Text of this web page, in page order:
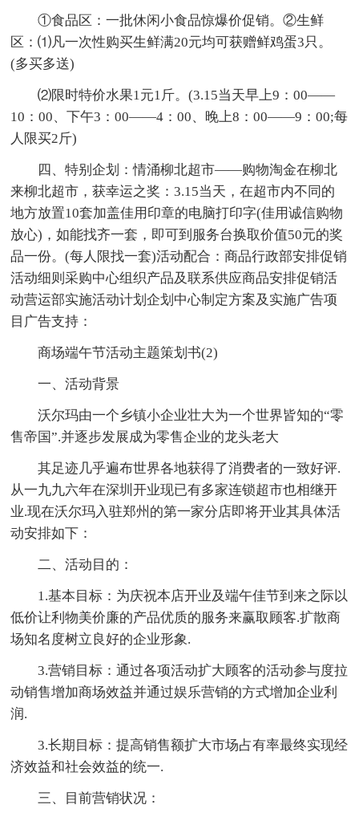
①食品区：一批休闲小食品惊爆价促销。②生鲜
区：⑴凡一次性购买生鲜满20元均可获赠鲜鸡蛋3只。
(多买多送)
⑵限时特价水果1元1斤。(3.15当天早上9：00——
10：00、下午3：00——4：00、晚上8：00——9：00;每
人限买2斤)
四、特别企划：情涌柳北超市——购物淘金在柳北
来柳北超市，获幸运之奖：3.15当天，在超市内不同的
地方放置10套加盖佳用印章的电脑打印字(佳用诚信购物
放心)，如能找齐一套，即可到服务台换取价值50元的奖
品一份。(每人限找一套)活动配合：商品行政部安排促销
活动细则采购中心组织产品及联系供应商品安排促销活
动营运部实施活动计划企划中心制定方案及实施广告项
目广告支持：
商场端午节活动主题策划书(2)
一、活动背景
沃尔玛由一个乡镇小企业壮大为一个世界皆知的“零
售帝国”.并逐步发展成为零售企业的龙头老大
其足迹几乎遍布世界各地获得了消费者的一致好评.
从一九九六年在深圳开业现已有多家连锁超市也相继开
业.现在沃尔玛入驻郑州的第一家分店即将开业其具体活
动安排如下：
二、活动目的：
1.基本目标：为庆祝本店开业及端午佳节到来之际以
低价让利物美价廉的产品优质的服务来赢取顾客.扩散商
场知名度树立良好的企业形象.
3.营销目标：通过各项活动扩大顾客的活动参与度拉
动销售增加商场效益并通过娱乐营销的方式增加企业利
润.
3.长期目标：提高销售额扩大市场占有率最终实现经
济效益和社会效益的统一.
三、目前营销状况：